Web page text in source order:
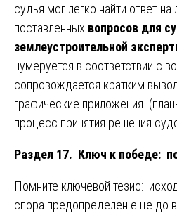
судья мог легко найти ответ
поставленных вопросов для
землеустроительной
нумеруется в соответствии с
сопровождается кратким
графические приложения
процесс принятия решения
Раздел 17. Ключ к победе:
Помните ключевой тезис:
спора предопределен еще до